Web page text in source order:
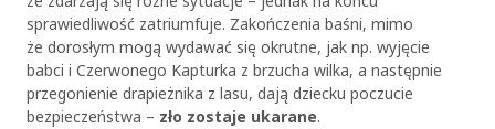
sprawiedliwość zatriumfuje. Zakończenia baśni, mimo
że dorosłym mogą wydawać się okrutne, jak np. wyjęcie
babci i Czerwonego Kapturka z brzucha wilka, a następnie
przegonienie drapieżnika z lasu, dają dziecku poczucie
bezpieczeństwa – zło zostaje ukarane.